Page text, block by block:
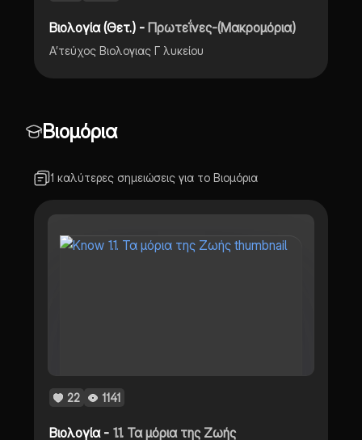
Βιολογία (Θετ.) -Πρωτεΐνες-(Μακρομόρια)
Α’τεύχος Βιολογιας Γ λυκείου
Βιομόρια
1 καλύτερες σημειώσεις για το Βιομόρια
22 1141
Βιολογία - 1.1. Τα μόρια της Ζωής